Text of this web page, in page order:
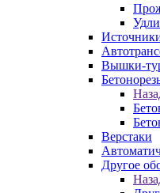
Вышки-
Верстаки
Другое